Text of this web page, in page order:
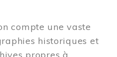
compte une vaste
historiques et